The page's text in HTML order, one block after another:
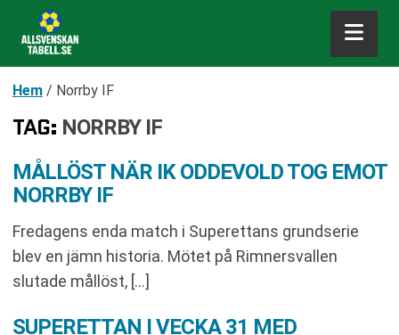
Hem / Norrby IF
TAG: NORRBY IF
MÅLLÖST NÄR IK ODDEVOLD TOG EMOT
NORRBY IF
Fredagens enda match i Superettans grundserie
blev en jämn historia. Mötet på Rimnersvallen
slutade mållöst, […]
SUPERETTAN I VECKA 31 MED